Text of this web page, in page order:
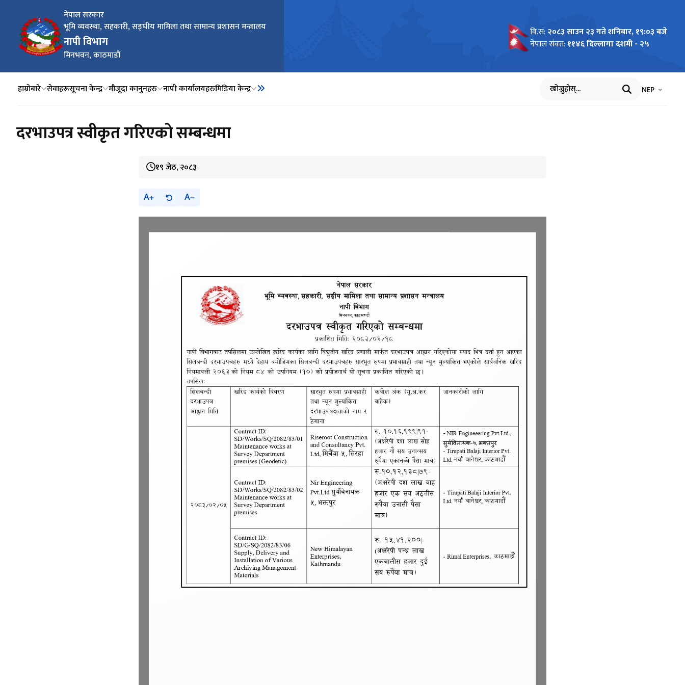
नेपाल सरकार
भूमि व्यवस्था, सहकारी, सङ्घीय मामिला तथा सामान्य प्रशासन मन्त्रालय
नापी विभाग
मिनभवन, काठमाडौं
वि.सं: २०८३ साउन २३ गते शनिबार, १९:०३ बजे
नेपाल संवत: ११४६ दिल्लागा दशमी - २५
हाम्रोबारे सेवाहरूसूचना केन्द्र मौजूदा कानुनहरु नापी कार्यालयहरुमिडिया केन्द्र खोज्नुहोस् भाषा चयन
NEP
दरभाउपत्र स्वीकृत गरिएको सम्बन्धमा
१९ जेठ, २०८३
A A